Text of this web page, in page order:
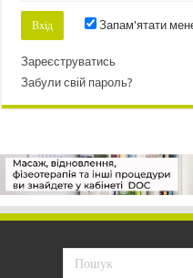
Запам'ятати
Зареєструватись
Забули свій пароль?